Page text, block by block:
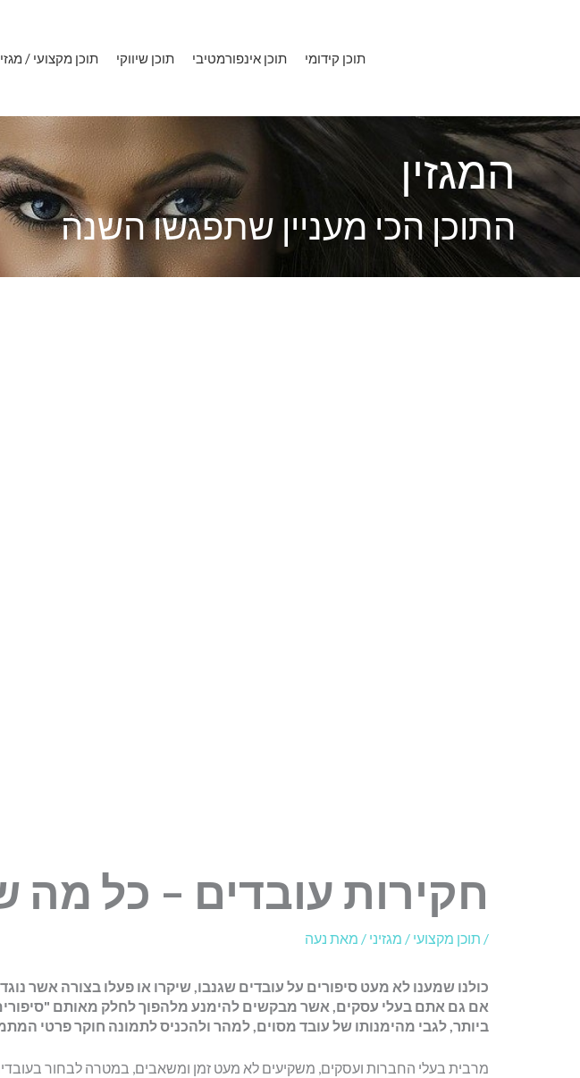
תוכן קידומי תוכן אינפורמטיבי תוכן שיווקי תוכן מקצועי /
המגזין
התוכן הכי מעניין שתפגשו השנה
חקירות עובדים – כל
/ תוכן מקצועי / מגזיני / מאת נעה
כולנו שמענו לא מעט סיפורים על עובדים שגנבו, שיקרו או פעלו בצורה אשר
אם גם אתם בעלי עסקים, אשר מבקשים להימנע מלהפוך לחלק מאותם
ביותר, לגבי מהימנותו של עובד מסוים, למהר ולהכניס לתמונה חוקר פרטי
מרבית בעלי החברות ועסקים, משקיעים לא מעט זמן ומשאבים, במטרה לבחור